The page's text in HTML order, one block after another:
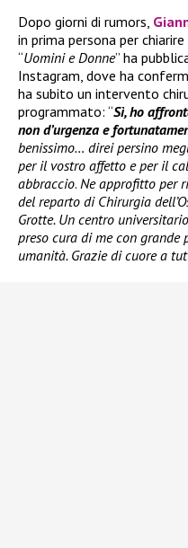
Dopo giorni di rumors,
in prima persona per
“Uomini e Donne” ha
Instagram, dove ha
ha subito un intervento
programmato: “Sì, ho
non d’urgenza e
benissimo… direi persino
per il vostro affetto e per il
abbraccio. Ne approfitto per
del reparto di Chirurgia
Grotte. Un centro
preso cura di me con grande
umanità. Grazie di cuore a